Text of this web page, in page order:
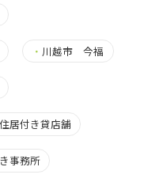
・ 川越市 今福
居付き貸店舗
事務所